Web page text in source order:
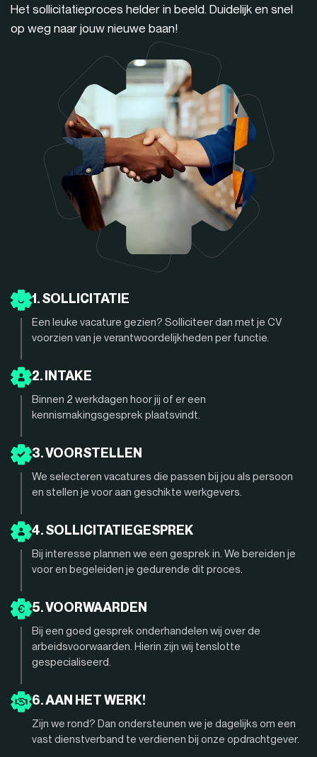
Het sollicitatieproces helder in beeld. Duidelijk en snel
op weg naar jouw nieuwe baan!
1. SOLLICITATIE
Een leuke vacature gezien? Solliciteer dan met je CV
voorzien van je verantwoordelijkheden per functie.
2. INTAKE
Binnen 2 werkdagen hoor jij of er een
kennismakingsgesprek plaatsvindt.
3. VOORSTELLEN
We selecteren vacatures die passen bij jou als persoon
en stellen je voor aan geschikte werkgevers.
4. SOLLICITATIEGESPREK
Bij interesse plannen we een gesprek in. We bereiden je
voor en begeleiden je gedurende dit proces.
5. VOORWAARDEN
Bij een goed gesprek onderhandelen wij over de
arbeidsvoorwaarden. Hierin zijn wij tenslotte
gespecialiseerd.
6. AAN HET WERK!
Zijn we rond? Dan ondersteunen we je dagelijks om een
vast dienstverband te verdienen bij onze opdrachtgever.